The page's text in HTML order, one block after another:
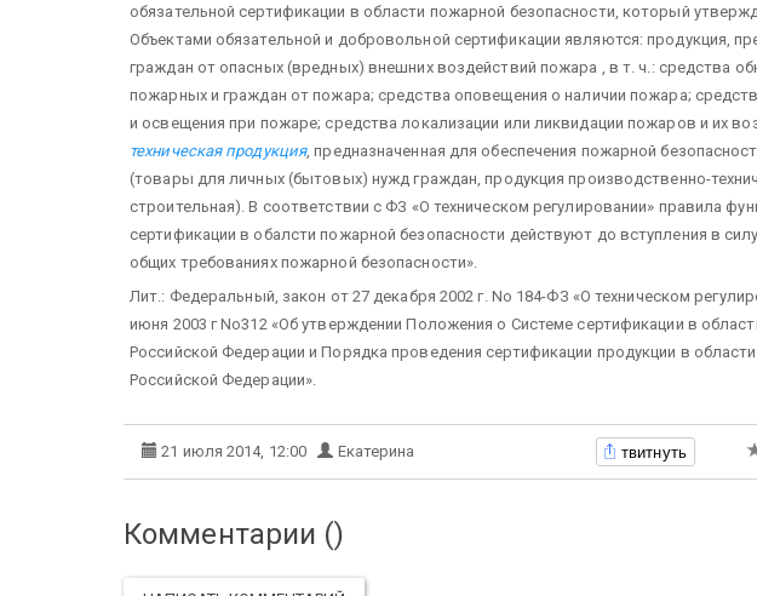
обязательной сертификации в области пожарной безопасности, который
Объектами обязательной и добровольной сертификации являются: продукция,
граждан от опасных (вредных) внешних воздействий пожара , в т. ч.: средства
пожарных и граждан от пожара; средства оповещения о наличии пожара;
и освещения при пожаре; средства локализации или ликвидации пожаров и их
техническая продукция, предназначенная для обеспечения пожарной
(товары для личных (бытовых) нужд граждан, продукция производственно-
строительная). В соответствии с ФЗ «О техническом регулировании» правила
сертификации в обалсти пожарной безопасности действуют до вступления в
общих требованиях пожарной безопасности».
Лит.: Федеральный, закон от 27 декабря 2002 г. No 184-ФЗ «О техническом
июня 2003 г No312 «Об утверждении Положения о Системе сертификации в
Российской Федерации и Порядка проведения сертификации продукции в
Российской Федерации».
21 июля 2014, 12:00 Екатерина твитнуть
Комментарии ()